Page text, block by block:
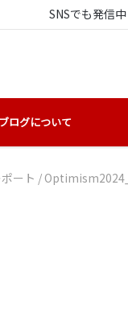
SNSでも発信中
ログについて
ート /